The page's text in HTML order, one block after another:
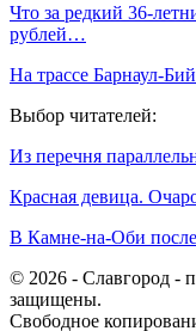
Что за редкий 36-
рублей…
На трассе Барнаул-
Выбор читателей:
Из перечня
Красная девица.
В Камне-на-Оби после
© 2026 - Славгород -
защищены.
Свободное